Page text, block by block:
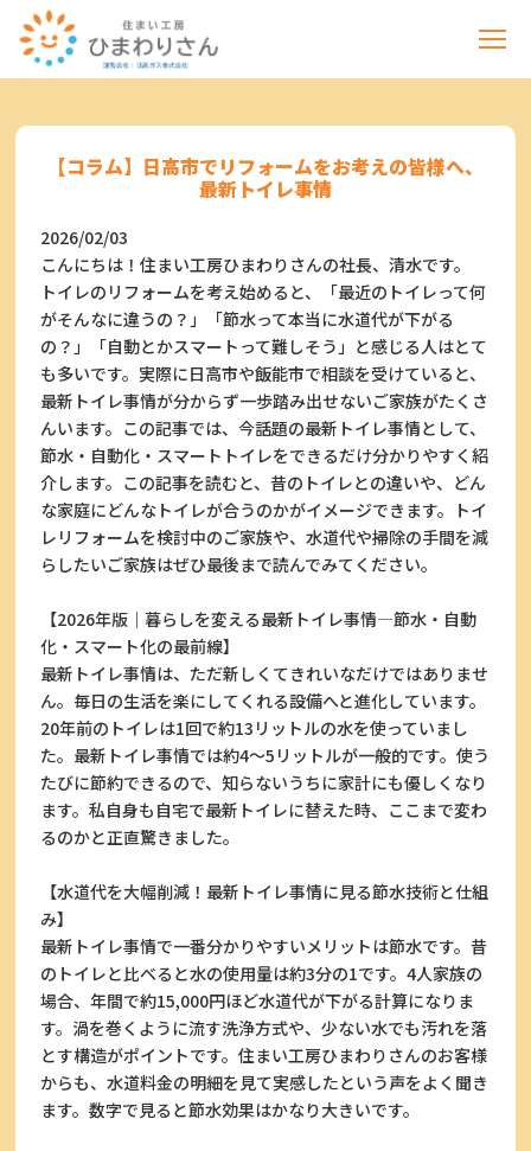
【コラム】日高市でリフォームをお考えの皆様へ、
最新トイレ事情
2026/02/03
こんにちは！住まい工房ひまわりさんの社長、清水です。
トイレのリフォームを考え始めると、「最近のトイレって何
がそんなに違うの？」「節水って本当に水道代が下がる
の？」「自動とかスマートって難しそう」と感じる人はとて
も多いです。実際に日高市や飯能市で相談を受けていると、
最新トイレ事情が分からず一歩踏み出せないご家族がたくさ
んいます。この記事では、今話題の最新トイレ事情として、
節水・自動化・スマートトイレをできるだけ分かりやすく紹
介します。この記事を読むと、昔のトイレとの違いや、どん
な家庭にどんなトイレが合うのかがイメージできます。トイ
レリフォームを検討中のご家族や、水道代や掃除の手間を減
らしたいご家族はぜひ最後まで読んでみてください。
【2026年版｜暮らしを変える最新トイレ事情―節水・自動
化・スマート化の最前線】
最新トイレ事情は、ただ新しくてきれいなだけではありませ
ん。毎日の生活を楽にしてくれる設備へと進化しています。
20年前のトイレは1回で約13リットルの水を使っていまし
た。最新トイレ事情では約4～5リットルが一般的です。使う
たびに節約できるので、知らないうちに家計にも優しくなり
ます。私自身も自宅で最新トイレに替えた時、ここまで変わ
るのかと正直驚きました。
【水道代を大幅削減！最新トイレ事情に見る節水技術と仕組
み】
最新トイレ事情で一番分かりやすいメリットは節水です。昔
のトイレと比べると水の使用量は約3分の1です。4人家族の
場合、年間で約15,000円ほど水道代が下がる計算になりま
す。渦を巻くように流す洗浄方式や、少ない水でも汚れを落
とす構造がポイントです。住まい工房ひまわりさんのお客様
からも、水道料金の明細を見て実感したという声をよく聞き
ます。数字で見ると節水効果はかなり大きいです。